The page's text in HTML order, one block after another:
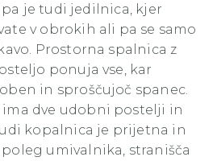
je tudi jedilnica, kjer
v obrokih ali pa se samo
Prostorna spalnica z
ponuja vse, kar
in sproščujoč spanec.
dve udobni postelji in
kopalnica je prijetna in
umivalnika, stranišča